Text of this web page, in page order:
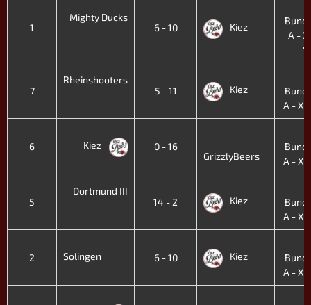
1
Mighty Ducks
6 - 10
Kiez
A -
7
Rheinshooters
5 - 11
Kiez
A - XI.
6 Kiez 0 - 16
GrizzlyBeers
A - XI.
5
Dortmund III
14 - 2
Kiez
A - XI.
2 Solingen 6 - 10 Kiez
A - XI.